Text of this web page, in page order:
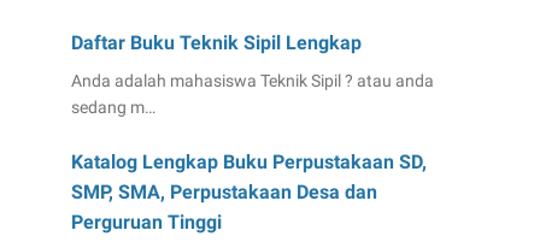
Daftar Buku Teknik Sipil Lengkap
Anda adalah mahasiswa Teknik Sipil ? atau anda
sedang m…
Katalog Lengkap Buku Perpustakaan SD,
SMP, SMA, Perpustakaan Desa dan
Perguruan Tinggi